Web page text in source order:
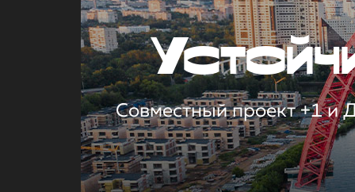
Совместный проект +1 и